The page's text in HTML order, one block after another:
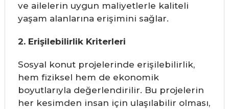
ve ailelerin uygun maliyetlerle kaliteli
yaşam alanlarına erişimini sağlar.
2. Erişilebilirlik Kriterleri
Sosyal konut projelerinde erişilebilirlik,
hem fiziksel hem de ekonomik
boyutlarıyla değerlendirilir. Bu projelerin
her kesimden insan için ulaşılabilir olması,